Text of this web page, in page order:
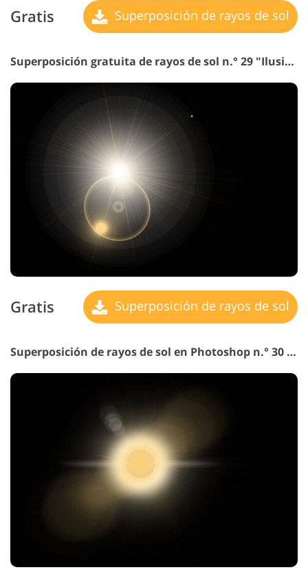
Gratis Superposición de rayos de sol
Superposición gratuita de rayos de sol n.° 29 "Ilusión de Engaño"
Gratis Superposición de rayos de sol
Superposición de rayos de sol en Photoshop n.° 30 "Fuente de Energía"